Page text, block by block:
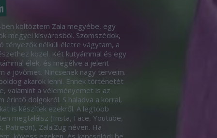
költöztem Zala megyébe, egy
megyei kisvárosból. Szomszédok,
tényezők nélküli életre vágytam, a
közel. Két kutyámmal és egy
élek, és megélve a jelent
a jövőmet. Nincsenek nagy terveim.
akarok lenni. Ennek történetét
valamint a véleményemet is az
érintő dolgokról. S haladva a korral,
is készítek ezekről. A legtöbb
megtalálsz (Insta, Face, Youtube,
Patreon), ZalaiZug néven. Ha
kövess ezeken, és kapcsolódj be